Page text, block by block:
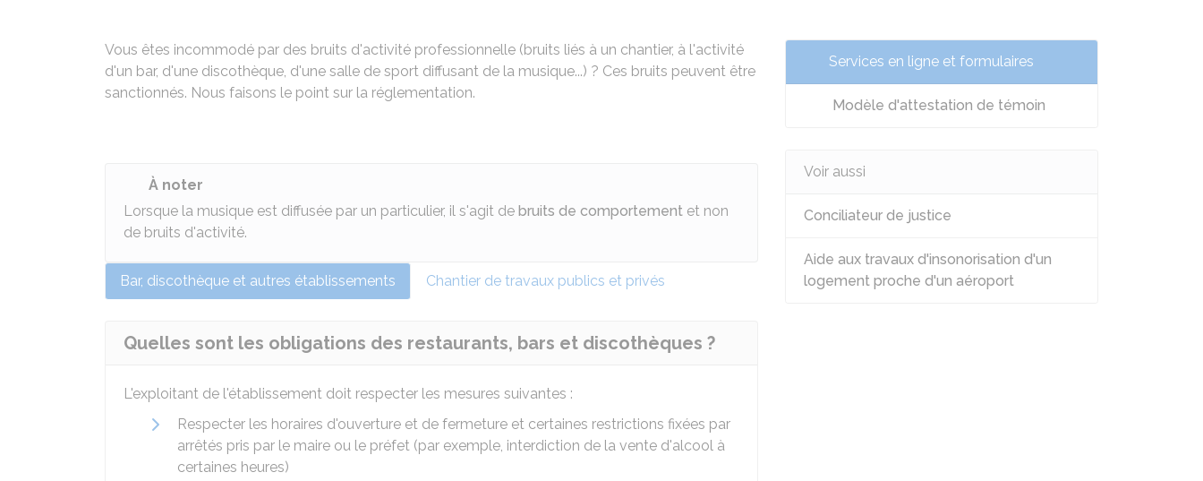
Vous êtes incommodé par des bruits d'activité professionnelle (bruits liés à un chantier, à l'activité
d'un bar, d'une discothèque, d'une salle de sport diffusant de la musique...) ? Ces bruits peuvent être
sanctionnés. Nous faisons le point sur la réglementation.
À noter
Lorsque la musique est diffusée par un particulier, il s'agit de bruits de comportement et non
de bruits d'activité.
Bar, discothèque et autres établissements Chantier de travaux publics et privés
Quelles sont les obligations des restaurants, bars et discothèques ?
L'exploitant de l'établissement doit respecter les mesures suivantes :
Respecter les horaires d'ouverture et de fermeture et certaines restrictions fixées par
arrêtés pris par le maire ou le préfet (par exemple, interdiction de la vente d'alcool à
certaines heures)
Services en ligne et formulaires
Modèle d'attestation de témoin
Voir aussi
Conciliateur de justice
Aide aux travaux d'insonorisation d'un
logement proche d'un aéroport